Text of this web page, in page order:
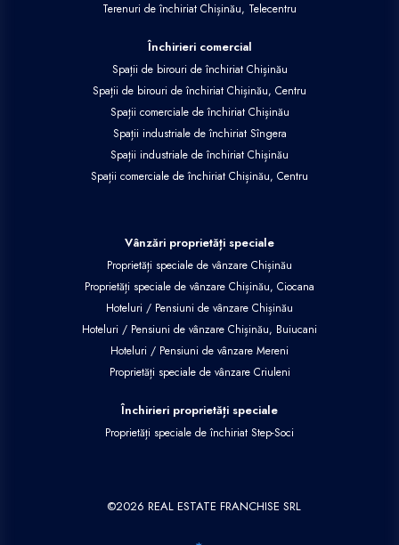
Terenuri de închiriat Chișinău, Telecentru
Închirieri comercial
Spații de birouri de închiriat Chișinău
Spații de birouri de închiriat Chișinău, Centru
Spații comerciale de închiriat Chișinău
Spații industriale de închiriat Sîngera
Spații industriale de închiriat Chișinău
Spații comerciale de închiriat Chișinău, Centru
Vânzări proprietăți speciale
Proprietăți speciale de vânzare Chișinău
Proprietăți speciale de vânzare Chișinău, Ciocana
Hoteluri / Pensiuni de vânzare Chișinău
Hoteluri / Pensiuni de vânzare Chișinău, Buiucani
Hoteluri / Pensiuni de vânzare Mereni
Proprietăți speciale de vânzare Criuleni
Închirieri proprietăți speciale
Proprietăți speciale de închiriat Step-Soci
©2026 REAL ESTATE FRANCHISE SRL